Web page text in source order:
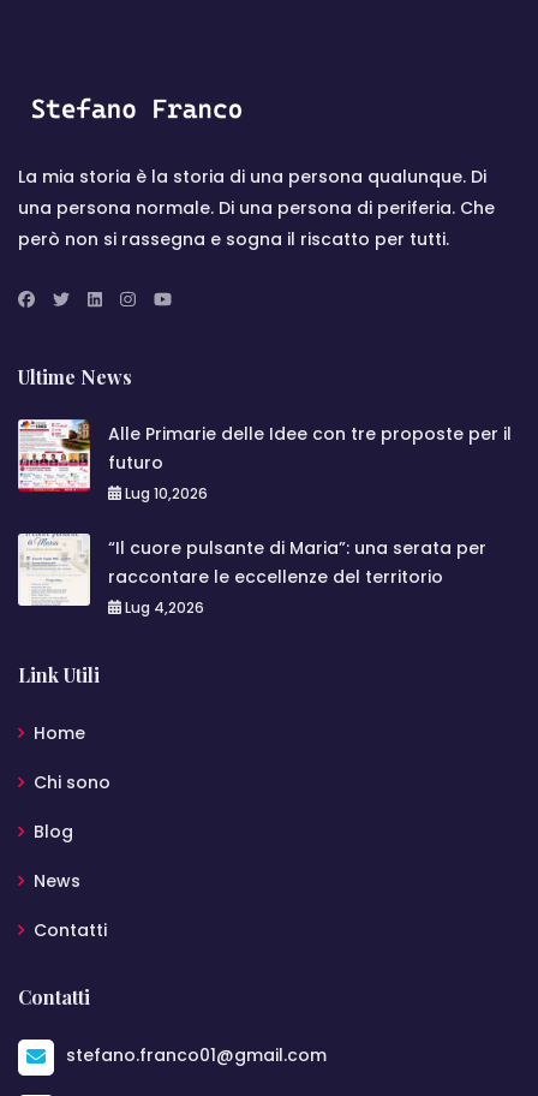
La mia storia è la storia di una persona qualunque. Di
una persona normale. Di una persona di periferia. Che
però non si rassegna e sogna il riscatto per tutti.
Ultime News
Alle Primarie delle Idee con tre proposte per il
futuro
Lug 10,2026
“Il cuore pulsante di Maria”: una serata per
raccontare le eccellenze del territorio
Lug 4,2026
Link Utili
Home
Chi sono
Blog
News
Contatti
Contatti
stefano.franco01@gmail.com